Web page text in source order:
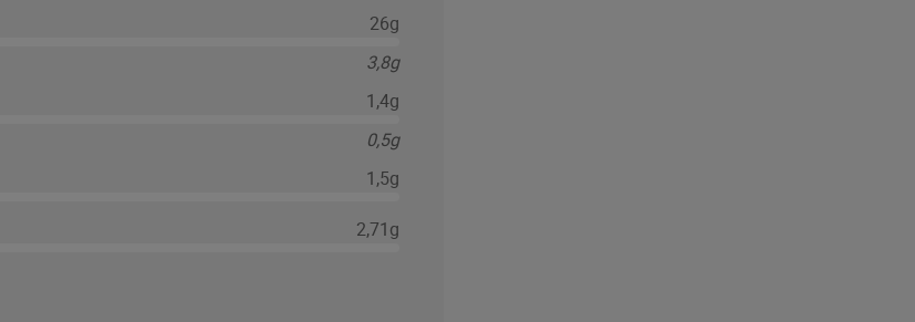
26g
3,8g
1,4g
0,5g
1,5g
2,71g